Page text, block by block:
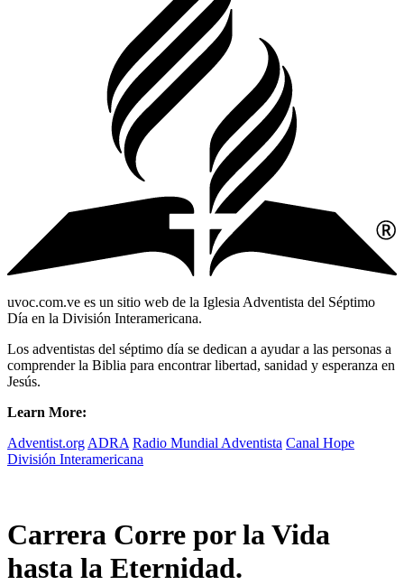
uvoc.com.ve es un sitio web de la Iglesia Adventista del Séptimo
Día en la División Interamericana.
Los adventistas del séptimo día se dedican a ayudar a las personas a
comprender la Biblia para encontrar libertad, sanidad y esperanza en
Jesús.
Learn More:
Adventist.org ADRA Radio Mundial Adventista Canal Hope
División Interamericana
Carrera Corre por la Vida
hasta la Eternidad.